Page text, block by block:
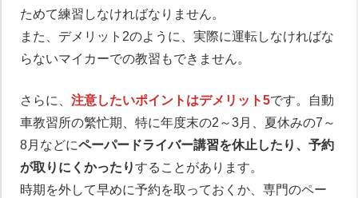
ためて練習しなければなりません。
また、デメリット2のように、実際に運転しなければな
らないマイカーでの教習もできません。
さらに、 注意したいポイントはデメリット5です。自動
車教習所の繁忙期、特に年度末の2～3月、夏休みの7～
8月などにペーパードライバー講習を休止したり、予約
が取りにくかったりすることがあります。
時期を外して早めに予約を取っておくか、専門のペー